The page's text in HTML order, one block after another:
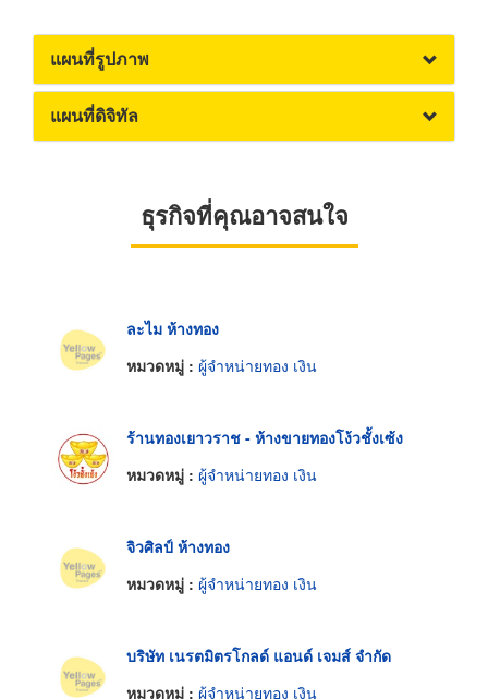
แผนที่รูปภาพ
แผนที่ดิจิทัล
ธุรกิจที่คุณอาจสนใจ
ละไม ห้างทอง
หมวดหมู่ : ผู้จำหน่ายทอง เงิน
ร้านทองเยาวราช - ห้างขายทองโง้วชั้งเซ้ง
หมวดหมู่ : ผู้จำหน่ายทอง เงิน
จิวศิลป์ ห้างทอง
หมวดหมู่ : ผู้จำหน่ายทอง เงิน
บริษัท เนรตมิตรโกลด์ แอนด์ เจมส์ จำกัด
หมวดหมู่ : ผู้จำหน่ายทอง เงิน